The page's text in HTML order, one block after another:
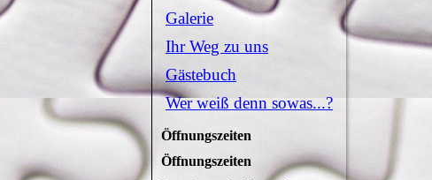
Galerie
Ihr Weg zu uns
Gästebuch
Wer weiß denn sowas...?
Öffnungszeiten
Öffnungszeiten